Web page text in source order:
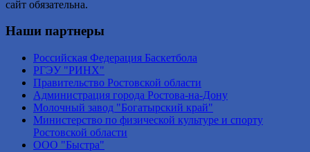
сайт обязательна.
Наши партнеры
Российская Федерация Баскетбола
РГЭУ "РИНХ"
Правительство Ростовской области
Администрация города Ростова-на-Дону
Молочный завод "Богатырский край"
Министерство по физической культуре и спорту
Ростовской области
ООО "Быстра"